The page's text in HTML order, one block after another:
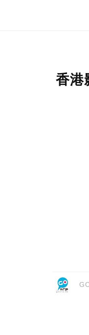
香港